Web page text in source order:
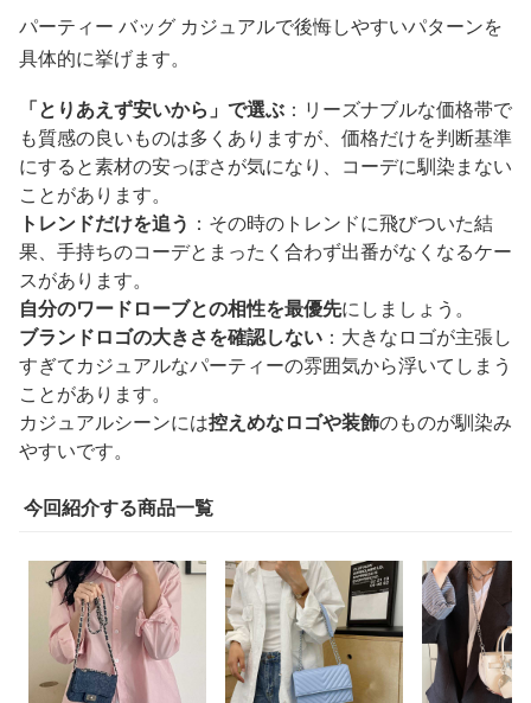
パーティー バッグ カジュアルで後悔しやすいパターンを
具体的に挙げます。
「とりあえず安いから」で選ぶ ：リーズナブルな価格帯で
も質感の良いものは多くありますが、価格だけを判断基準
にすると素材の安っぽさが気になり、コーデに馴染まない
ことがあります。
トレンドだけを追う ：その時のトレンドに飛びついた結
果、手持ちのコーデとまったく合わず出番がなくなるケー
スがあります。
自分のワードローブとの相性を最優先にしましょう。
ブランドロゴの大きさを確認しない ：大きなロゴが主張し
すぎてカジュアルなパーティーの雰囲気から浮いてしまう
ことがあります。
カジュアルシーンには控えめなロゴや装飾のものが馴染み
やすいです。
今回紹介する商品一覧